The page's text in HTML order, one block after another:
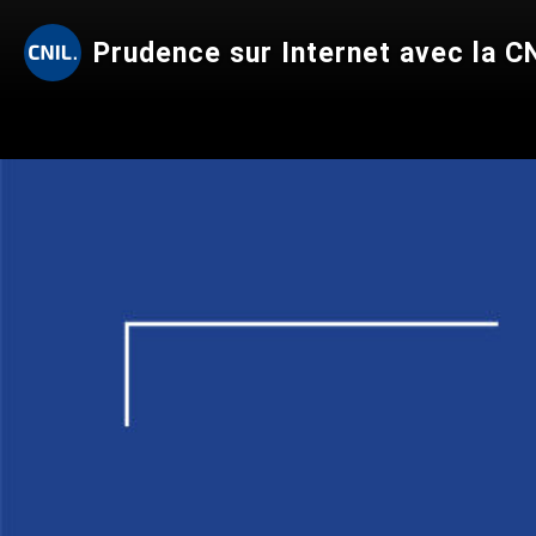
Prudence sur Internet avec la